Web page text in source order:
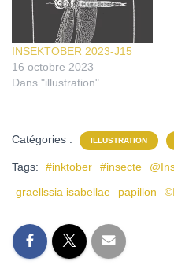
INSEKTOBER 2023-J15
16 octobre 2023
Dans "illustration"
Catégories : ILLUSTRATION
Tags: #inktober #insecte
graellssia isabellae
papillon